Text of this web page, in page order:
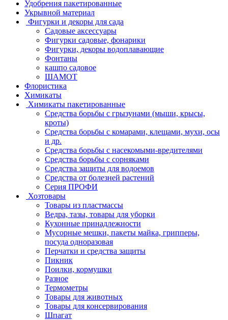
Удобрения пакетированные
Укрывной материал
Фигурки и декоры для сада
Садовые аксессуары
Фигурки садовые, фонарики
Фигурки, декоры водоплавающие
Фонтаны
кашпо садовое
ШАМОТ
Флористика
Химикаты
Химикаты пакетированные
Средства борьбы с грызунами (мыши, крысы,
кроты)
Средства борьбы с комарами, клещами, мухи, осы
и др.
Средства борьбы с насекомыми-вредителями
Средства борьбы с сорняками
Средства защиты для водоемов
Средства от болезней растений
Серия ПРОФИ
Хозтовары
Товары из пластмассы
Ведра, тазы, товары для уборки
Кухонные принадлежности
Мусорные мешки, пакеты майка, грипперы,
посуда одноразовая
Перчатки и средства защиты
Пикник
Поилки, кормушки
Разное
Термометры
Товары для животных
Товары для консервирования
Шпагат